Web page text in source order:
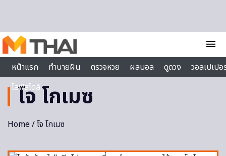
menu
หน้าแรก
ทำนายฝัน ตรวจหวย ผลบอล ดูดวง
วอลเปเป
ไลฟ์สไตล์
โจ โกเมซ
Home/ โจ โกเมซ